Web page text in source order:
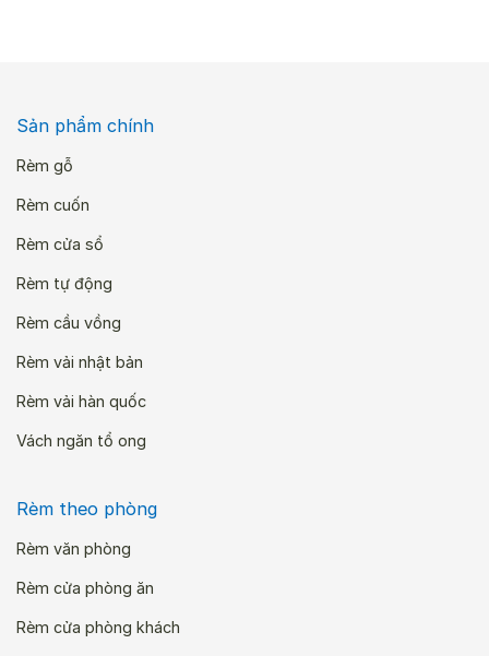
Sản phẩm chính
Rèm gỗ
Rèm cuốn
Rèm cửa sổ
Rèm tự động
Rèm cầu vồng
Rèm vải nhật bản
Rèm vải hàn quốc
Vách ngăn tổ ong
Rèm theo phòng
Rèm văn phòng
Rèm cửa phòng ăn
Rèm cửa phòng khách